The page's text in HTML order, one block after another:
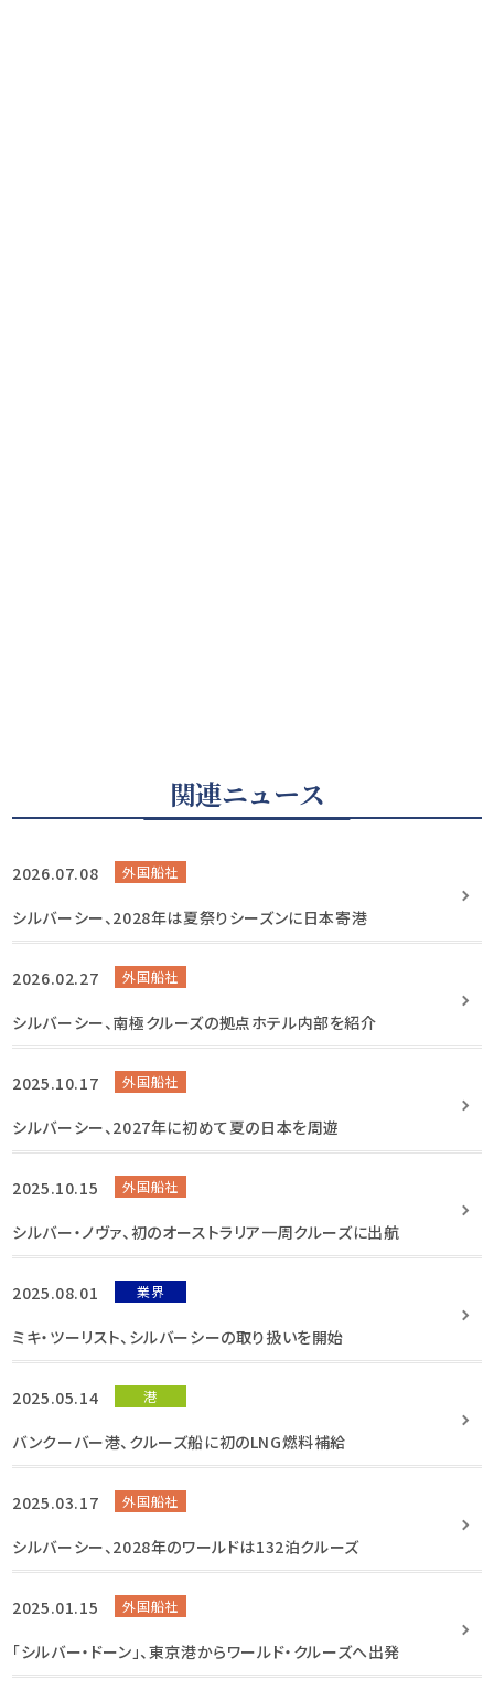
関連ニュース
2026.07.08 外国船社
シルバーシー、2028年は夏祭りシーズンに日本寄港
2026.02.27 外国船社
シルバーシー、南極クルーズの拠点ホテル内部を紹介
2025.10.17 外国船社
シルバーシー、2027年に初めて夏の日本を周遊
2025.10.15 外国船社
シルバー・ノヴァ、初のオーストラリア一周クルーズに出航
2025.08.01 業界
ミキ・ツーリスト、シルバーシーの取り扱いを開始
2025.05.14 港
バンクーバー港、クルーズ船に初のLNG燃料補給
2025.03.17 外国船社
シルバーシー、2028年のワールドは132泊クルーズ
2025.01.15 外国船社
「シルバー・ドーン」、東京港からワールド・クルーズへ出発